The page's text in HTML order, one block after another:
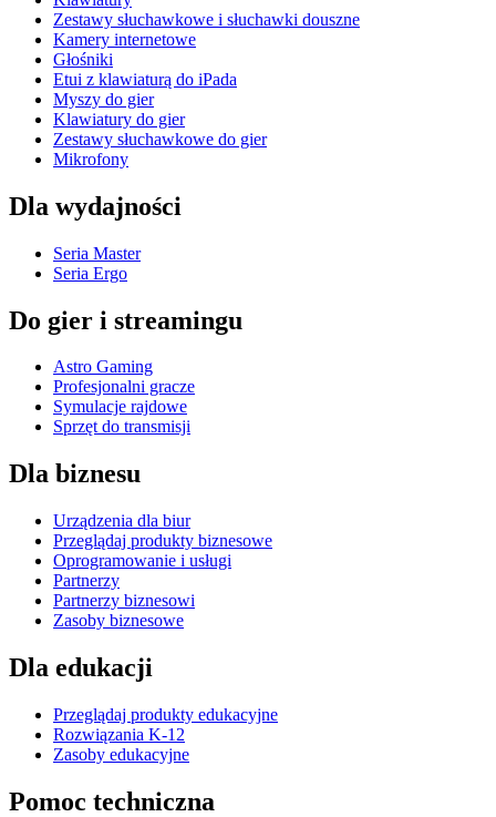
Zestawy słuchawkowe i słuchawki douszne
Kamery internetowe
Głośniki
Etui z klawiaturą do iPada
Myszy do gier
Klawiatury do gier
Zestawy słuchawkowe do gier
Mikrofony
Dla wydajności
Seria Master
Seria Ergo
Do gier i streamingu
Astro Gaming
Profesjonalni gracze
Symulacje rajdowe
Sprzęt do transmisji
Dla biznesu
Urządzenia dla biur
Przeglądaj produkty biznesowe
Oprogramowanie i usługi
Partnerzy
Partnerzy biznesowi
Zasoby biznesowe
Dla edukacji
Przeglądaj produkty edukacyjne
Rozwiązania K-12
Zasoby edukacyjne
Pomoc techniczna